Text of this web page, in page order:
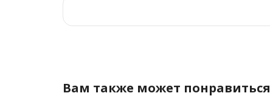
Вам также может понравиться